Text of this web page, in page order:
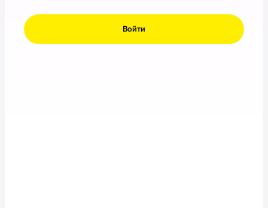
Войти